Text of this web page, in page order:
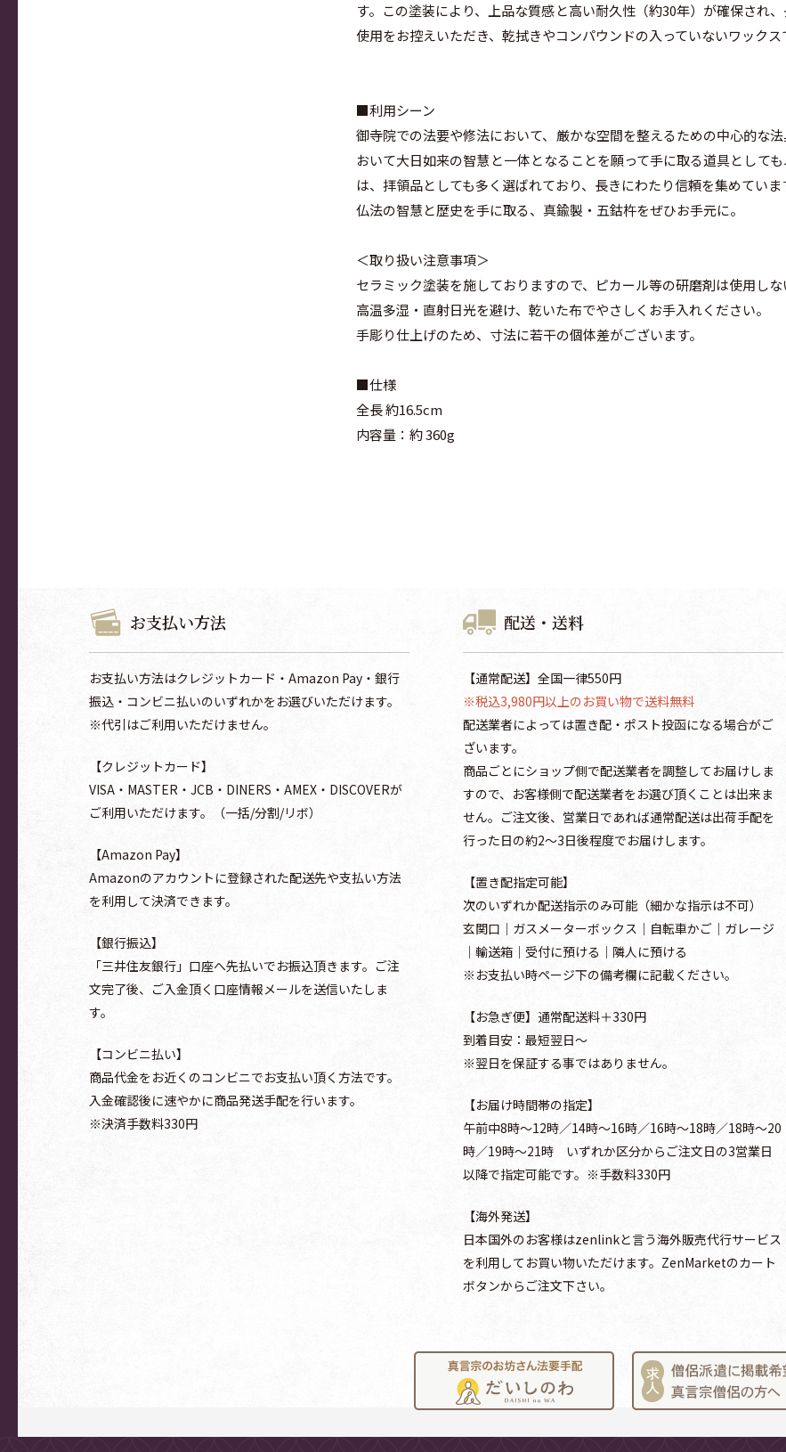
す。この塗装により、上品な質感と高い耐久性（約30年）が確保され
使用をお控えいただき、乾拭きやコンパウンドの入っていないワックス
■利用シーン
御寺院での法要や修法において、厳かな空間を整えるための中心的な
おいて大日如来の智慧と一体となることを願って手に取る道具として
は、拝領品としても多く選ばれており、長きにわたり信頼を集めていま
仏法の智慧と歴史を手に取る、真鍮製・五鈷杵をぜひお手元に。
＜取り扱い注意事項＞
セラミック塗装を施しておりますので、ピカール等の研磨剤は使用しな
高温多湿・直射日光を避け、乾いた布でやさしくお手入れください。
手彫り仕上げのため、寸法に若干の個体差がございます。
■仕様
全長 約16.5cm
内容量：約 360g
お支払い方法
お支払い方法はクレジットカード・Amazon Pay・銀行
振込・コンビニ払いのいずれかをお選びいただけます。
※代引はご利用いただけません。
【クレジットカード】
VISA・MASTER・JCB・DINERS・AMEX・DISCOVERが
ご利用いただけます。（一括/分割/リボ）
【Amazon Pay】
Amazonのアカウントに登録された配送先や支払い方法
を利用して決済できます。
【銀行振込】
「三井住友銀行」口座へ先払いでお振込頂きます。ご注
文完了後、ご入金頂く口座情報メールを送信いたしま
す。
【コンビニ払い】
商品代金をお近くのコンビニでお支払い頂く方法です。
入金確認後に速やかに商品発送手配を行います。
※決済手数料330円
配送・送料
【通常配送】全国一律550円
※税込3,980円以上のお買い物で送料無料
配送業者によっては置き配・ポスト投函になる場合がご
ざいます。
商品ごとにショップ側で配送業者を調整してお届けしま
すので、お客様側で配送業者をお選び頂くことは出来ま
せん。ご注文後、営業日であれば通常配送は出荷手配を
行った日の約2～3日後程度でお届けします。
【置き配指定可能】
次のいずれか配送指示のみ可能（細かな指示は不可）
玄関口│ガスメーターボックス│自転車かご│ガレージ
│輸送箱│受付に預ける│隣人に預ける
※お支払い時ページ下の備考欄に記載ください。
【お急ぎ便】通常配送料＋330円
到着目安：最短翌日～
※翌日を保証する事ではありません。
【お届け時間帯の指定】
午前中8時～12時／14時～16時／16時～18時／18時～20
時／19時～21時 いずれか区分からご注文日の3営業日
以降で指定可能です。※手数料330円
【海外発送】
日本国外のお客様はzenlinkと言う海外販売代行サービス
を利用してお買い物いただけます。ZenMarketのカート
ボタンからご注文下さい。